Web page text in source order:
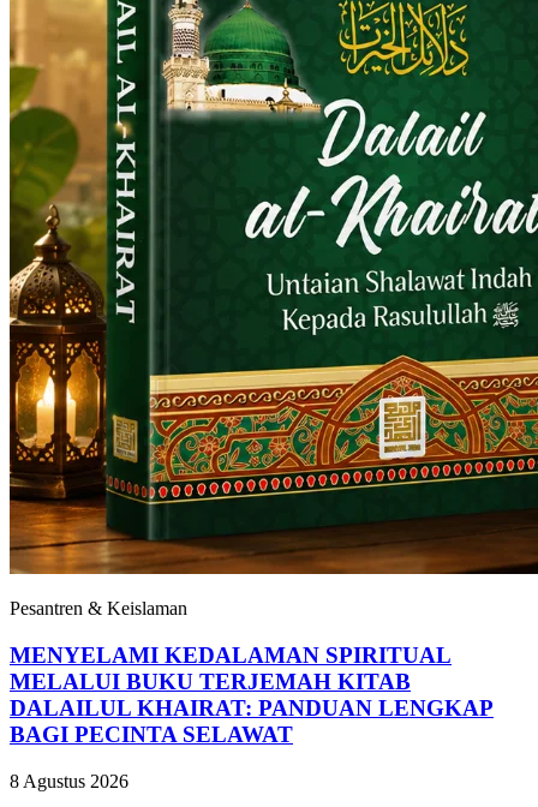
Pesantren & Keislaman
MENYELAMI KEDALAMAN SPIRITUAL
MELALUI BUKU TERJEMAH KITAB
DALAILUL KHAIRAT: PANDUAN LENGKAP
BAGI PECINTA SELAWAT
8 Agustus 2026